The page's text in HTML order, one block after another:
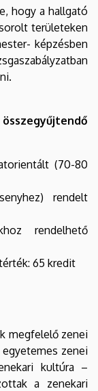
hogy a hallgató
területeken
képzésben
(70-80
rendelt
rendelhető
65 kredit
megfelelő zenei
egyetemes zenei
kultúra –
a zenekari